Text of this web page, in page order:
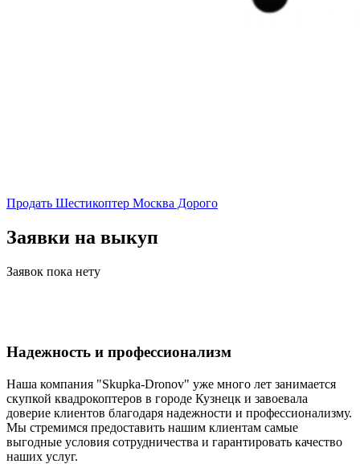
Продать Шестикоптер Москва Дорого
Заявки на выкуп
Заявок пока нету
Надежность и профессионализм
Наша компания "Skupka-Dronov" уже много лет занимается
скупкой квадрокоптеров в городе Кузнецк и завоевала
доверие клиентов благодаря надежности и профессионализму.
Мы стремимся предоставить нашим клиентам самые
выгодные условия сотрудничества и гарантировать качество
наших услуг.